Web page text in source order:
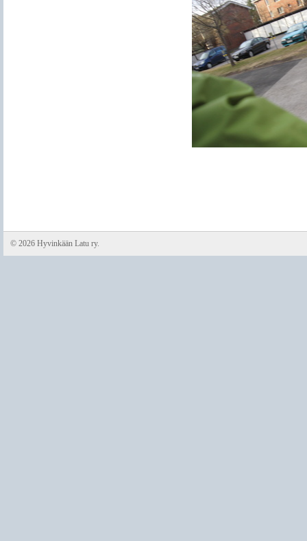
© 2026 Hyvinkään Latu ry.